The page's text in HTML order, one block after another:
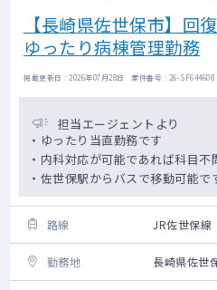
【長崎県佐世保市】回
ゆったり病棟管理勤務
掲載更新日 : 2026年07月28日 案件番号 : 26-SF644608
担当エージェントより
・ゆったり当直勤務です
・内科対応が可能であれば科目不
・佐世保駅からバスで移動可能
路線 JR佐世保線
勤務地 長崎県佐世